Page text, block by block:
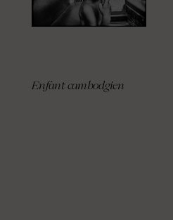
Enfant cambodgien